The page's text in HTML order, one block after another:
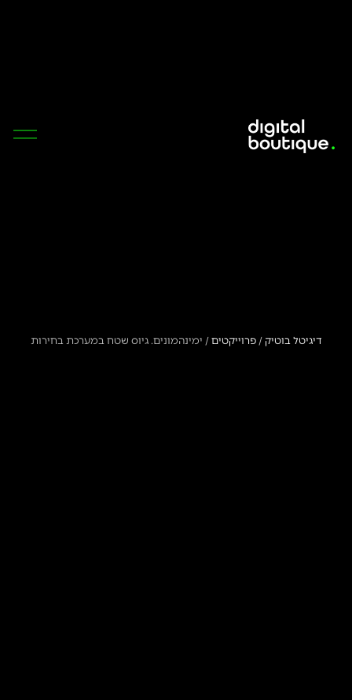
דיגיטל בוטיק /פרוייקטים / ימינהמונים. גיוס שטח במערכת בחירות